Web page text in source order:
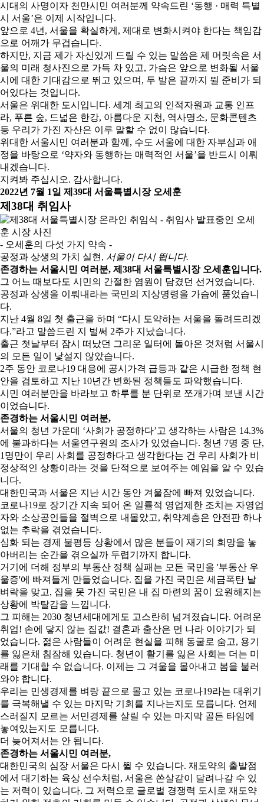
시대의 사명이자 천만시민 여러분께 약속드린 ‘동행 · 매력 특별
시 서울’은 이제 시작입니다.
앞으로 4년, 서울을 확실하게, 제대로 변화시켜야 한다는 책임감
으로 어깨가 무겁습니다.
하지만, 지금 제가 자신있게 드릴 수 있는 말씀은 제 머릿속은 서
울의 미래 청사진으로 가득 차 있고, 가슴은 앞으로 변화될 서울
시에 대한 기대감으로 뛰고 있으며, 두 발은 끝까지 뛸 준비가 되
어있다는 것입니다.
서울은 위대한 도시입니다. 세계 최고의 인적자원과 교통 인프
라, 푸른 숲, 드넓은 한강, 아름다운 지천, 역사명소, 문화콘텐츠
등 우리가 가진 자산은 이루 말할 수 없이 많습니다.
위대한 서울시민 여러분과 함께, 수도 서울에 대한 자부심과 애
정을 바탕으로 ‘약자와 동행하는 매력적인 서울’을 반드시 이뤄
내겠습니다.
지켜봐 주십시오. 감사합니다.
2022년 7월 1일 제39대 서울특별시장 오세훈
제38대 취임사
- 오세훈의 다섯 가지 약속 -
공정과 상생의 가치 실현, 서울이 다시 뜁니다.
존경하는 서울시민 여러분, 제38대 서울특별시장 오세훈입니다.
그 어느 때보다도 시민의 간절한 염원이 담겼던 선거였습니다.
공정과 상생을 이뤄내라는 국민의 지상명령을 가슴에 품었습니
다.
지난 4월 8일 첫 출근을 하며 “다시 도약하는 서울을 돌려드리겠
다.”라고 말씀드린 지 벌써 2주가 지났습니다.
출근 첫날부터 잠시 떠났던 그리운 일터에 돌아온 것처럼 서울시
의 모든 일이 낯설지 않았습니다.
2주 동안 코로나19 대응에 공시가격 급등과 같은 시급한 정책 현
안을 검토하고 지난 10년간 변화된 정책들도 파악했습니다.
시민 여러분만을 바라보고 하루를 분 단위로 쪼개가며 보낸 시간
이었습니다.
존경하는 서울시민 여러분,
서울의 청년 가운데 ‘사회가 공정하다’고 생각하는 사람은 14.3%
에 불과하다는 서울연구원의 조사가 있었습니다. 청년 7명 중 단,
1명만이 우리 사회를 공정하다고 생각한다는 건 우리 사회가 비
정상적인 상황이라는 것을 단적으로 보여주는 예임을 알 수 있습
니다.
대한민국과 서울은 지난 시간 동안 겨울잠에 빠져 있었습니다.
코로나19로 장기간 지속 되어 온 일률적 영업제한 조치는 자영업
자와 소상공인들을 절벽으로 내몰았고, 취약계층은 안전판 하나
없는 추락을 겪었습니다.
심화 되는 경제 불평등 상황에서 많은 분들이 재기의 희망을 놓
아버리는 순간을 겪으실까 두렵기까지 합니다.
거기에 더해 정부의 부동산 정책 실패는 모든 국민을 '부동산 우
울증'에 빠져들게 만들었습니다. 집을 가진 국민은 세금폭탄 날
벼락을 맞고, 집을 못 가진 국민은 내 집 마련의 꿈이 요원해지는
상황에 박탈감을 느낍니다.
그 피해는 2030 청년세대에게도 고스란히 넘겨졌습니다. 어려운
취업! 손에 닿지 않는 집값! 결혼과 출산은 먼 나라 이야기가 되
었습니다. 젊은 사람들이 어려운 현실을 피해 동굴로 숨고, 용기
를 잃은채 침잠해 있습니다. 청년이 활기를 잃은 사회는 더는 미
래를 기대할 수 없습니다. 이제는 그 겨울을 몰아내고 봄을 불러
와야 합니다.
우리는 민생경제를 벼랑 끝으로 몰고 있는 코로나19라는 대위기
를 극복해낼 수 있는 마지막 기회를 지나는지도 모릅니다. 언제
스러질지 모르는 서민경제를 살릴 수 있는 마지막 골든 타임에
놓여있는지도 모릅니다.
더 늦어져서는 안 됩니다.
존경하는 서울시민 여러분,
대한민국의 심장 서울은 다시 뛸 수 있습니다. 재도약의 출발점
에서 대기하는 육상 선수처럼, 서울은 쏜살같이 달려나갈 수 있
는 저력이 있습니다. 그 저력으로 글로벌 경쟁력 도시로 재도약